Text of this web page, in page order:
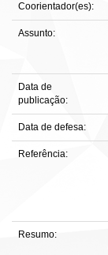
Coorientador(es):
Assunto:
Data de
publicação:
Data de defesa:
Referência:
Resumo: